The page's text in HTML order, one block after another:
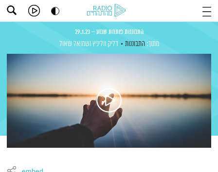
התבוננות פותחת שבוע – 29.1.23
מתוך: התבוננות דליק ווליניץ ושמואל שאול